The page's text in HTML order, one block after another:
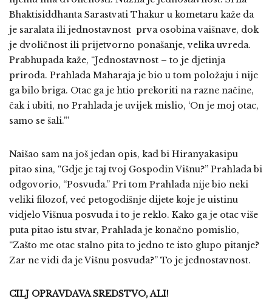
Bhaktisiddhanta Sarastvati Thakur u kometaru kaže da
je saralata ili jednostavnost prva osobina vaišnave, dok
je dvoličnost ili prijetvorno ponašanje, velika uvreda.
Prabhupada kaže, “Jednostavnost – to je djetinja
priroda. Prahlada Maharaja je bio u tom položaju i nije
ga bilo briga. Otac ga je htio prekoriti na razne načine,
čak i ubiti, no Prahlada je uvijek mislio, ‘On je moj otac,
samo se šali.'”
Naišao sam na još jedan opis, kad bi Hiranyakasipu
pitao sina, “Gdje je taj tvoj Gospodin Višnu?” Prahlada bi
odgovorio, “Posvuda.” Pri tom Prahlada nije bio neki
veliki filozof, već petogodišnje dijete koje je uistinu
vidjelo Višnua posvuda i to je reklo. Kako ga je otac više
puta pitao istu stvar, Prahlada je konačno pomislio,
“Zašto me otac stalno pita to jedno te isto glupo pitanje?
Zar ne vidi da je Višnu posvuda?” To je jednostavnost.
CILJ OPRAVDAVA SREDSTVO, ALI!